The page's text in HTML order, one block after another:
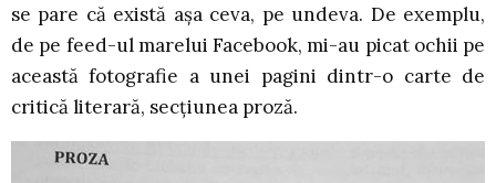
se pare că există așa ceva, pe undeva. De exemplu,
de pe feed-ul marelui Facebook, mi-au picat ochii pe
această fotografie a unei pagini dintr-o carte de
critică literară, secțiunea proză.